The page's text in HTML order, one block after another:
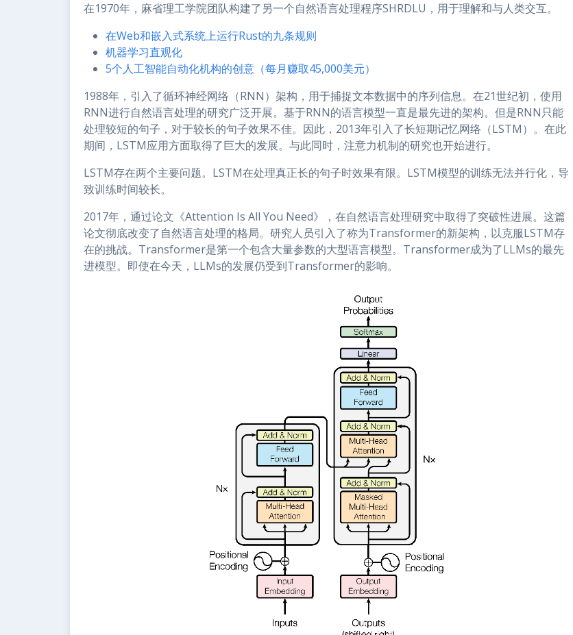
在1970年，麻省理工学院团队构建了另一个自然语言处理程序SHRDLU，用于理解和与人类交互。
在Web和嵌入式系统上运行Rust的九条规则
机器学习直观化
5个人工智能自动化机构的创意（每月赚取45,000美元）
1988年，引入了循环神经网络（RNN）架构，用于捕捉文本数据中的序列信息。在21世纪初，使用
RNN进行自然语言处理的研究广泛开展。基于RNN的语言模型一直是最先进的架构。但是RNN只能
处理较短的句子，对于较长的句子效果不佳。因此，2013年引入了长短期记忆网络（LSTM）。在此
期间，LSTM应用方面取得了巨大的发展。与此同时，注意力机制的研究也开始进行。
LSTM存在两个主要问题。LSTM在处理真正长的句子时效果有限。LSTM模型的训练无法并行化，导
致训练时间较长。
2017年，通过论文《Attention Is All You Need》，在自然语言处理研究中取得了突破性进展。这篇
论文彻底改变了自然语言处理的格局。研究人员引入了称为Transformer的新架构，以克服LSTM存
在的挑战。Transformer是第一个包含大量参数的大型语言模型。Transformer成为了LLMs的最先
进模型。即使在今天，LLMs的发展仍受到Transformer的影响。